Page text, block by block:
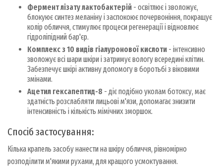
Фермент лізату лактобактерій - освітлює і зволожує,
блокуює синтез меланіну і заспокоює почервоніння, покращує
колір обличчя, стимулює процеси регенерації і відновлює
гідроліпідний бар'єр.
Комплекс з 10 видів гіалуронової кислоти - інтенсивно
зволожує всі шари шкіри і затримує вологу всередині клітин.
Забезпечує шкірі активну допомогу в боротьбі з віковими
змінами.
Ацетил гексапептид-8 - діє подібно уколам ботоксу, має
здатність розслабляти лицьові м'язи, допомагає знизити
інтенсивність і кількість мімічних зморшок.
Спосіб застосування:
Кілька крапель засобу нанести на шкіру обличчя, рівномірно
розподілити м'якими рухами, для кращого усмоктування.